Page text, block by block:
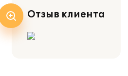
Отзыв клиента